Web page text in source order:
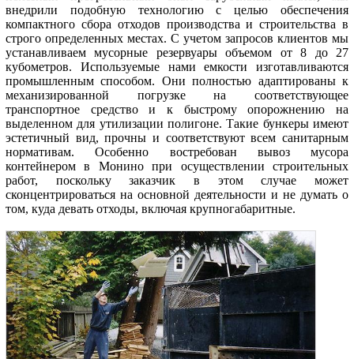
внедрили подобную технологию с целью обеспечения
компактного сбора отходов производства и строительства в
строго определенных местах. С учетом запросов клиентов мы
устанавливаем мусорные резервуары объемом от 8 до 27
кубометров. Используемые нами емкости изготавливаются
промышленным способом. Они полностью адаптированы к
механизированной погрузке на соответствующее
транспортное средство и к быстрому опорожнению на
выделенном для утилизации полигоне. Такие бункеры имеют
эстетичный вид, прочны и соответствуют всем санитарным
нормативам. Особенно востребован вывоз мусора
контейнером в Монино при осуществлении строительных
работ, поскольку заказчик в этом случае может
сконцентрироваться на основной деятельности и не думать о
том, куда девать отходы, включая крупногабаритные.